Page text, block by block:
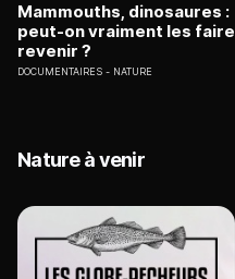
Mammouths, dinosaures :
peut-on vraiment les faire
revenir ?
DOCUMENTAIRES NATURE
Nature à venir